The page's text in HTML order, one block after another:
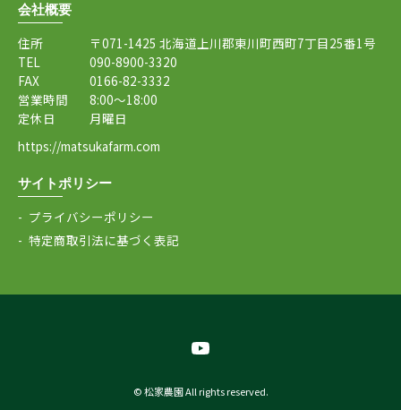
会社概要
住所
〒071-1425 北海道上川郡東川町西町7丁目25番1号
TEL
090-8900-3320
FAX
0166-82-3332
営業時間
8:00～18:00
定休日
月曜日
https://matsukafarm.com
サイトポリシー
プライバシーポリシー
特定商取引法に基づく表記
© 松家農園 All rights reserved.